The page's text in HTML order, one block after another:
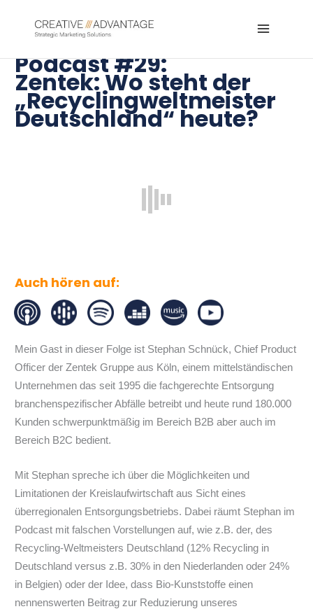
Podcast #29:
Zentek:Wo steht der
„Recyclingweltmeister
Deutschland“ heute?
Auch hören auf:
Mein Gast in dieser Folge ist Stephan Schnück, Chief Product
Officer der Zentek Gruppe aus Köln, einem mittelständischen
Unternehmen das seit 1995 die fachgerechte Entsorgung
branchenspezifischer Abfälle betreibt und heute rund 180.000
Kunden schwerpunktmäßig im Bereich B2B aber auch im
Bereich B2C bedient.
Mit Stephan spreche ich über die Möglichkeiten und
Limitationen der Kreislaufwirtschaft aus Sicht eines
überregionalen Entsorgungsbetriebs. Dabei räumt Stephan im
Podcast mit falschen Vorstellungen auf, wie z.B. der, des
Recycling-Weltmeisters Deutschland (12% Recycling in
Deutschland versus z.B. 30% in den Niederlanden oder 24%
in Belgien) oder der Idee, dass Bio-Kunststoffe einen
nennenswerten Beitrag zur Reduzierung unseres